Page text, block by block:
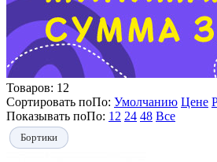
Товаров: 12
Сортировать поПо: Умолчанию Цене
Показывать поПо: 12 24 48 Все
Бортики